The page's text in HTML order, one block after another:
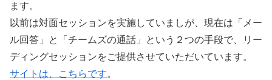
ます。
以前は対面セッションを実施していましが、現在は「メー
ル回答」と「チームズの通話」という２つの手段で、リー
ディングセッションをご提供させていただいています。
サイトは、こちらです。